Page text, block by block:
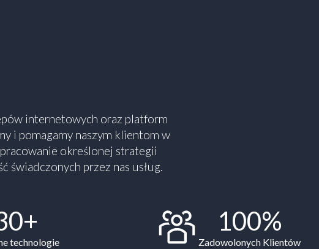
internetowych oraz platform
i pomagamy naszym klientom w
określonej strategii
świadczonych przez nas usług.
technologie
100%
Zadowolonych Klientów